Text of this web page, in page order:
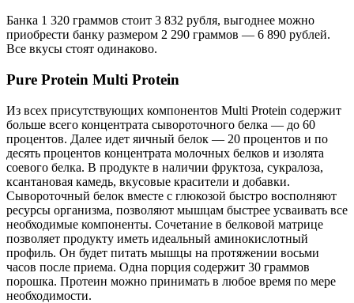
Банка 1 320 граммов стоит 3 832 рубля, выгоднее можно
приобрести банку размером 2 290 граммов — 6 890 рублей.
Все вкусы стоят одинаково.
Pure Protein Multi Protein
Из всех присутствующих компонентов Multi Protein содержит
больше всего концентрата сывороточного белка — до 60
процентов. Далее идет яичный белок — 20 процентов и по
десять процентов концентрата молочных белков и изолята
соевого белка. В продукте в наличии фруктоза, сукралоза,
ксантановая камедь, вкусовые красители и добавки.
Сывороточный белок вместе с глюкозой быстро восполняют
ресурсы организма, позволяют мышцам быстрее усваивать все
необходимые компоненты. Сочетание в белковой матрице
позволяет продукту иметь идеальный аминокислотный
профиль. Он будет питать мышцы на протяжении восьми
часов после приема. Одна порция содержит 30 граммов
порошка. Протеин можно принимать в любое время по мере
необходимости.